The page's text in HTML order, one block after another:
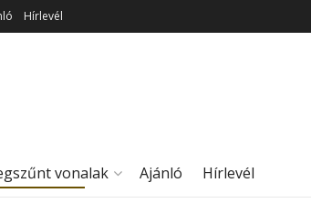
Hírlevél
vonalak Ajánló Hírlevél